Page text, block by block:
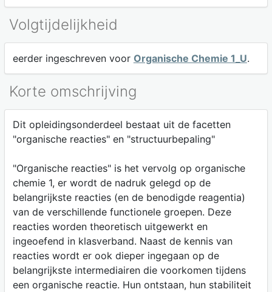
Volgtijdelijkheid
eerder ingeschreven voor Organische Chemie 1_U.
Korte omschrijving
Dit opleidingsonderdeel bestaat uit de facetten
"organische reacties" en "structuurbepaling"
"Organische reacties" is het vervolg op organische
chemie 1, er wordt de nadruk gelegd op de
belangrijkste reacties (en de benodigde reagentia)
van de verschillende functionele groepen. Deze
reacties worden theoretisch uitgewerkt en
ingeoefend in klasverband. Naast de kennis van
reacties wordt er ook dieper ingegaan op de
belangrijkste intermediairen die voorkomen tijdens
een organische reactie. Hun ontstaan, hun stabiliteit